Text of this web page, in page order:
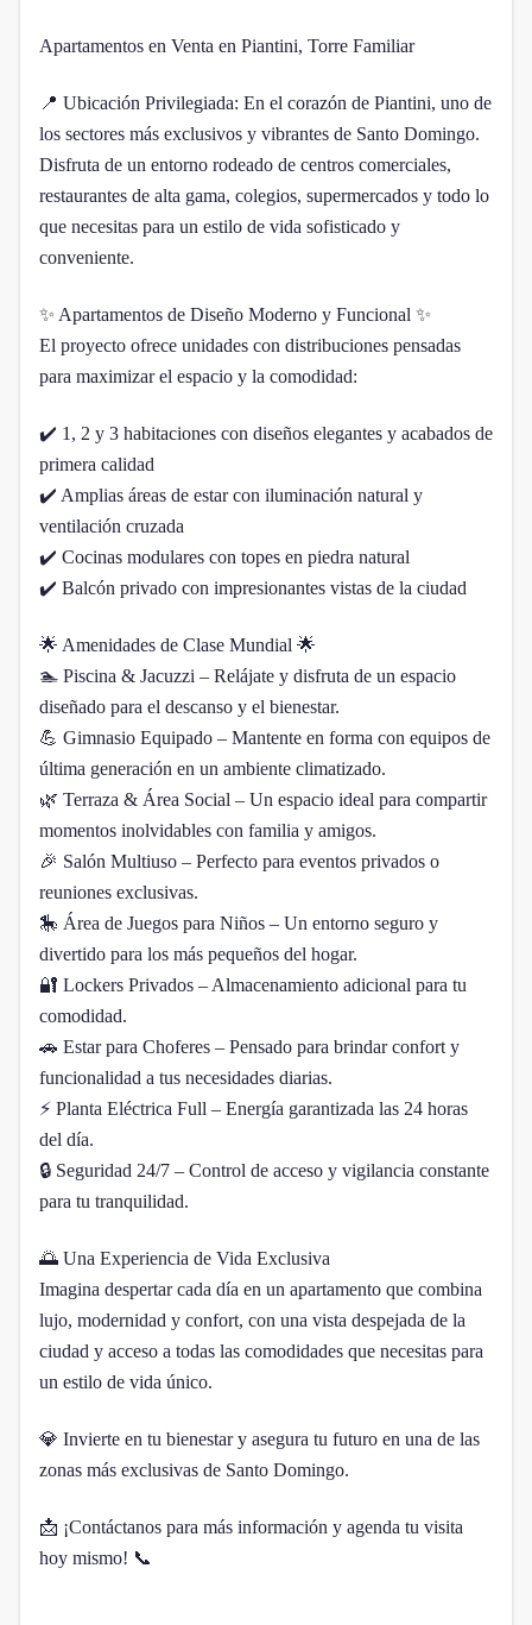
Apartamentos en Venta en Piantini, Torre Familiar
📍 Ubicación Privilegiada: En el corazón de Piantini, uno de
los sectores más exclusivos y vibrantes de Santo Domingo.
Disfruta de un entorno rodeado de centros comerciales,
restaurantes de alta gama, colegios, supermercados y todo lo
que necesitas para un estilo de vida sofisticado y
conveniente.
✨ Apartamentos de Diseño Moderno y Funcional ✨
El proyecto ofrece unidades con distribuciones pensadas
para maximizar el espacio y la comodidad:
✔️ 1, 2 y 3 habitaciones con diseños elegantes y acabados de
primera calidad
✔️ Amplias áreas de estar con iluminación natural y
ventilación cruzada
✔️ Cocinas modulares con topes en piedra natural
✔️ Balcón privado con impresionantes vistas de la ciudad
🌟 Amenidades de Clase Mundial 🌟
🏊 Piscina & Jacuzzi – Relájate y disfruta de un espacio
diseñado para el descanso y el bienestar.
💪 Gimnasio Equipado – Mantente en forma con equipos de
última generación en un ambiente climatizado.
🌿 Terraza & Área Social – Un espacio ideal para compartir
momentos inolvidables con familia y amigos.
🎉 Salón Multiuso – Perfecto para eventos privados o
reuniones exclusivas.
🎠 Área de Juegos para Niños – Un entorno seguro y
divertido para los más pequeños del hogar.
🔐 Lockers Privados – Almacenamiento adicional para tu
comodidad.
🚗 Estar para Choferes – Pensado para brindar confort y
funcionalidad a tus necesidades diarias.
⚡ Planta Eléctrica Full – Energía garantizada las 24 horas
del día.
🔒 Seguridad 24/7 – Control de acceso y vigilancia constante
para tu tranquilidad.
🌅 Una Experiencia de Vida Exclusiva
Imagina despertar cada día en un apartamento que combina
lujo, modernidad y confort, con una vista despejada de la
ciudad y acceso a todas las comodidades que necesitas para
un estilo de vida único.
💎 Invierte en tu bienestar y asegura tu futuro en una de las
zonas más exclusivas de Santo Domingo.
📩 ¡Contáctanos para más información y agenda tu visita
hoy mismo! 📞